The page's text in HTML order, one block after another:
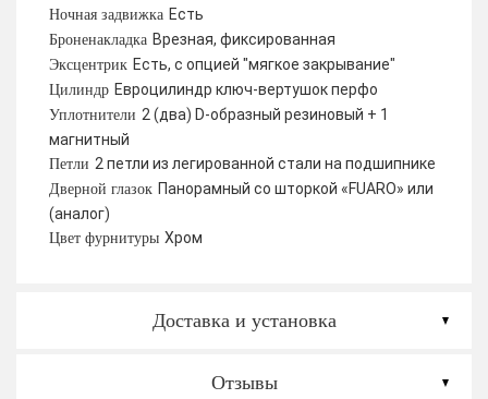
Ночная задвижка Есть
Броненакладка Врезная, фиксированная
Эксцентрик Есть, с опцией "мягкое закрывание"
Цилиндр Евроцилиндр ключ-вертушок перфо
Уплотнители 2 (два) D-образный резиновый + 1
магнитный
Петли 2 петли из легированной стали на подшипнике
Дверной глазок Панорамный со шторкой «FUARO» или
(аналог)
Цвет фурнитуры Хром
Доставка и установка
Отзывы